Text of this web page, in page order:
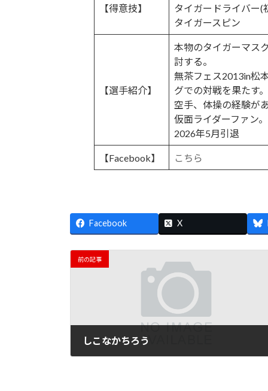
【得意技】
タイガードライバー(
タイガースピン
【選手紹介】
本物のタイガーマス
討する。
無茶フェス2013in松
グでの対戦を果たす。
空手、体操の経験が
仮面ライダーファン。
2026年5月引退
【Facebook】 こちら
Facebook X
前の記事
しこなかちろう